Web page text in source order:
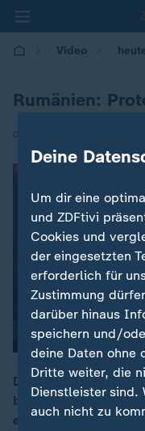
Video
Rumänien:
07.02.2017 | 08:08
Die Proteste gegen
bereits den siebten
einem Dekret
Deine
Um dir eine
und ZDFtivi
Cookies und
der eingesetzten
erforderlich für
Zustimmung
darüber hinaus
speichern und/
deine Daten ohne
Dritte weiter, die
Dienstleister sind.
auch nicht zu